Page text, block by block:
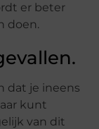
er beter
doen.
dat je ineens
kunt
van dit